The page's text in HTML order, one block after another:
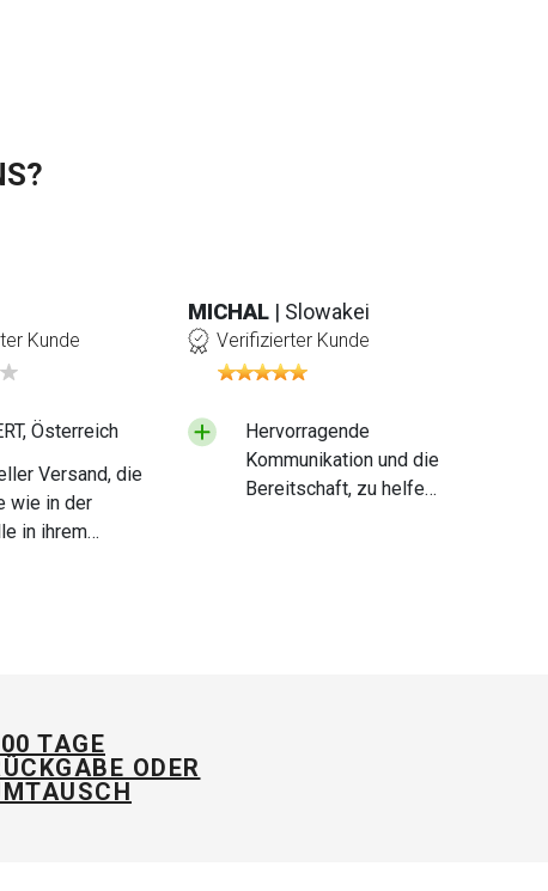
Kunde
Österreich
Versand, die
wie in der
in ihrem
MICHAL | Slowakei
Verifizierter Kunde
Hervorragende
Kommunikation und die
Bereitschaft, zu helfen
TAGE
ODER